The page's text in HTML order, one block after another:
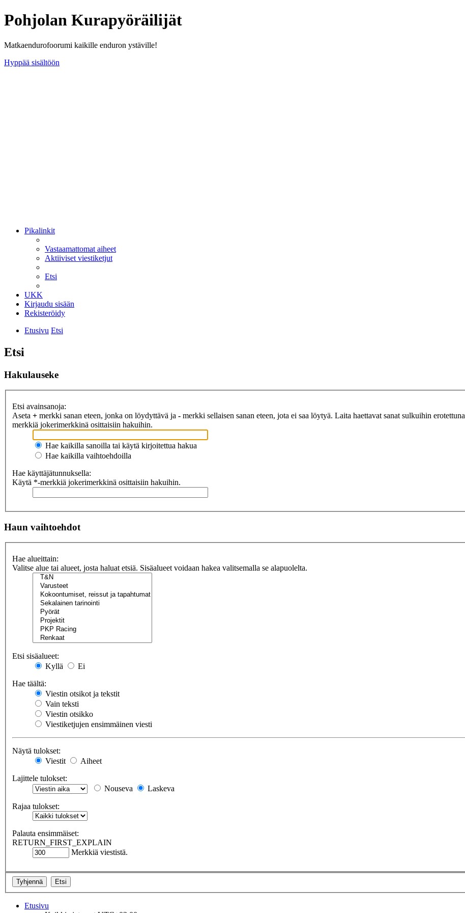
Pohjolan Kurapyöräilijät
Matkaendurofoorumi kaikille enduron ystäville!
Hyppää sisältöön
Pikalinkit
Vastaamattomat aiheet
Aktiiviset viestiketjut
Etsi
UKK
Kirjaudu sisään
Rekisteröidy
Etusivu Etsi
Etsi
Hakulauseke
Etsi avainsanoja:
Aseta + merkki sanan eteen, jonka on löydyttävä ja - merkki sellaisen sanan eteen, jota ei saa löytyä. Laita haettavat sanat sulkuihin erotettuna
merkkiä jokerimerkkinä osittaisiin hakuihin.
Hae kaikilla sanoilla tai käytä kirjoitettua hakua
Hae kaikilla vaihtoehdoilla
Hae käyttäjätunnuksella:
Käytä *-merkkiä jokerimerkkinä osittaisiin hakuihin.
Haun vaihtoehdot
Hae alueittain:
Valitse alue tai alueet, josta haluat etsiä. Sisäalueet voidaan hakea valitsemalla se alapuolelta.
Etsi sisäalueet:
Kyllä
Ei
Hae täältä:
Viestin otsikot ja tekstit
Vain teksti
Viestin otsikko
Viestiketjujen ensimmäinen viesti
Näytä tulokset:
Viestit
Aiheet
Lajittele tulokset:
Nouseva
Laskeva
Rajaa tulokset:
Palauta ensimmäiset:
RETURN_FIRST_EXPLAIN
Merkkiä viestistä.
Etusivu